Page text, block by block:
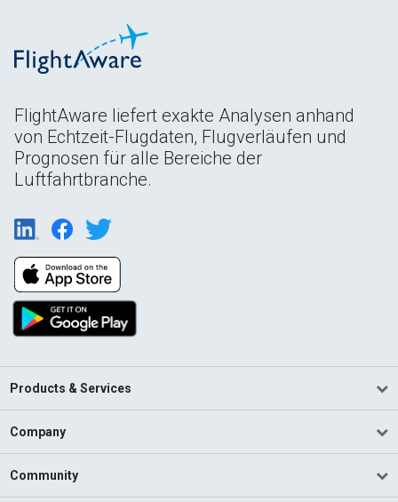
FlightAware liefert exakte Analysen anhand
von Echtzeit-Flugdaten, Flugverläufen und
Prognosen für alle Bereiche der
Luftfahrtbranche.
Products & Services
Company
Community